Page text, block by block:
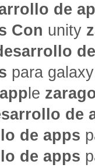
de
Con unity
sarrollo de
para
app le
sarrollo de
de apps
de apps